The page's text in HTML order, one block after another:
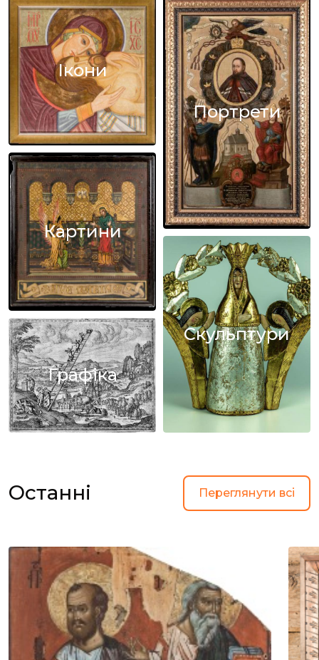
Ікони
Портрети
Картини
Скульптури
Графіка
Останні Переглянути всі